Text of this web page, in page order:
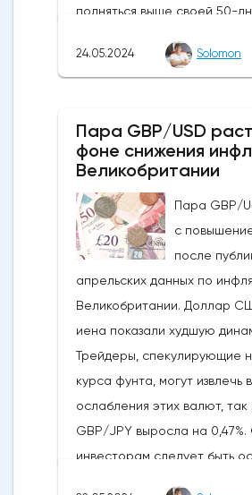
подняться выше своей 50-
бычьих колебаний, которые
криптовалюты.Курс супер-
рос до тех пор, пока за
21Shares и ARK не
на Ethereum. К счастью для
понедельник, 20 мая,
более оптимистичными, что
криптовалюте вырасти
Таким образом, Ethereum
отметку сопротивления в
долларов.Осцилляторы и
Эфириума показывают, что
значительное
динамической стороны
образом, все эти факторы
24.05.2024 Solomon
Пара GBP/USD
фоне снижения
Великобритании
Пара GBP/
с
после
апрельских данных по
Великобритании. Доллар
иена показали худшую
Трейдеры, спекулирующие
курса фунта, могут извлечь
ослабления этих валют, так
GBP/JPY выросла на 0,47%.
инвесторам следует быть